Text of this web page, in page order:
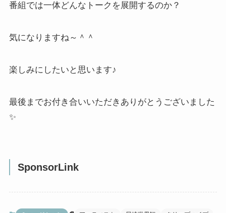
番組では一体どんなトークを展開するのか？
気になりますね～＾＾
楽しみにしたいと思います♪
最後までお付き合いいただきありがとうございました
✨
SponsorLink